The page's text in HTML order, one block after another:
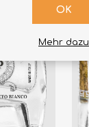
OK
Mehr dazu